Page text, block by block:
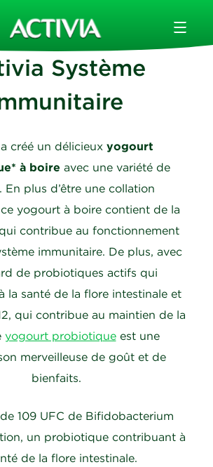
Système
créé un délicieuxyogourt
à boire avec une variété de
En plus d’être une collation
ce yogourt à boire contient de la
contribue au fonctionnement
immunitaire. De plus, avec
de probiotiques actifs qui
la santé de la flore intestinale et
qui contribue au maintien de la
yogourt probiotiqueest une
merveilleuse de goût et de
bienfaits.
109 UFC de Bifidobacterium
un probiotique contribuant à
de la flore intestinale.